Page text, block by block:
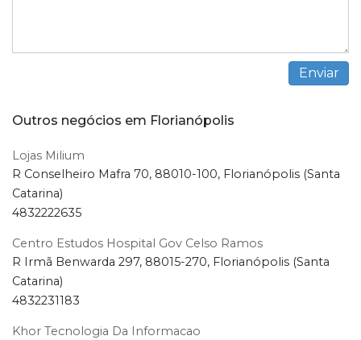
Outros negócios em Florianópolis
Lojas Milium
R Conselheiro Mafra 70, 88010-100, Florianópolis (Santa
Catarina)
4832222635
Centro Estudos Hospital Gov Celso Ramos
R Irmã Benwarda 297, 88015-270, Florianópolis (Santa
Catarina)
4832231183
Khor Tecnologia Da Informacao